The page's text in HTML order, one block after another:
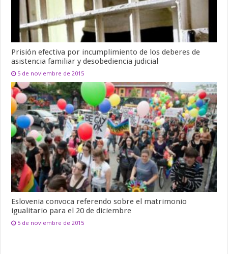
Prisión efectiva por incumplimiento de los deberes de
asistencia familiar y desobediencia judicial
5 de noviembre de 2015
Eslovenia convoca referendo sobre el matrimonio
igualitario para el 20 de diciembre
5 de noviembre de 2015